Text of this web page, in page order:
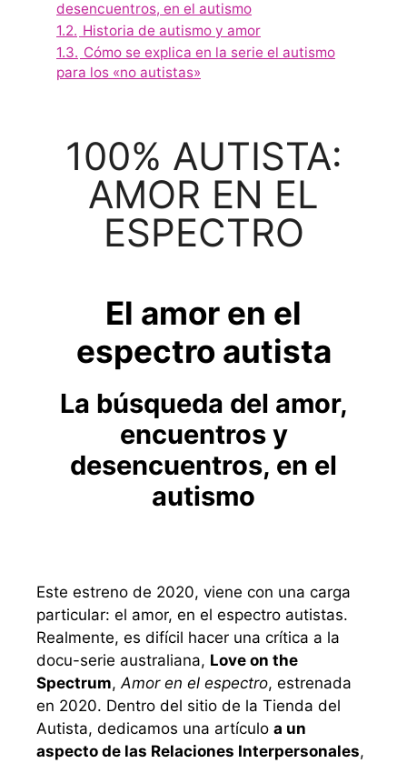
desencuentros, en el autismo
1.2. Historia de autismo y amor
1.3. Cómo se explica en la serie el autismo
para los «no autistas»
100% AUTISTA:
AMOR EN EL
ESPECTRO
El amor en el
espectro autista
La búsqueda del amor,
encuentros y
desencuentros, en el
autismo
Este estreno de 2020, viene con una carga
particular: el amor, en el espectro autistas.
Realmente, es difícil hacer una crítica a la
docu-serie australiana, Love on the
Spectrum, Amor en el espectro, estrenada
en 2020. Dentro del sitio de la Tienda del
Autista, dedicamos una artículo a un
aspecto de las Relaciones Interpersonales,